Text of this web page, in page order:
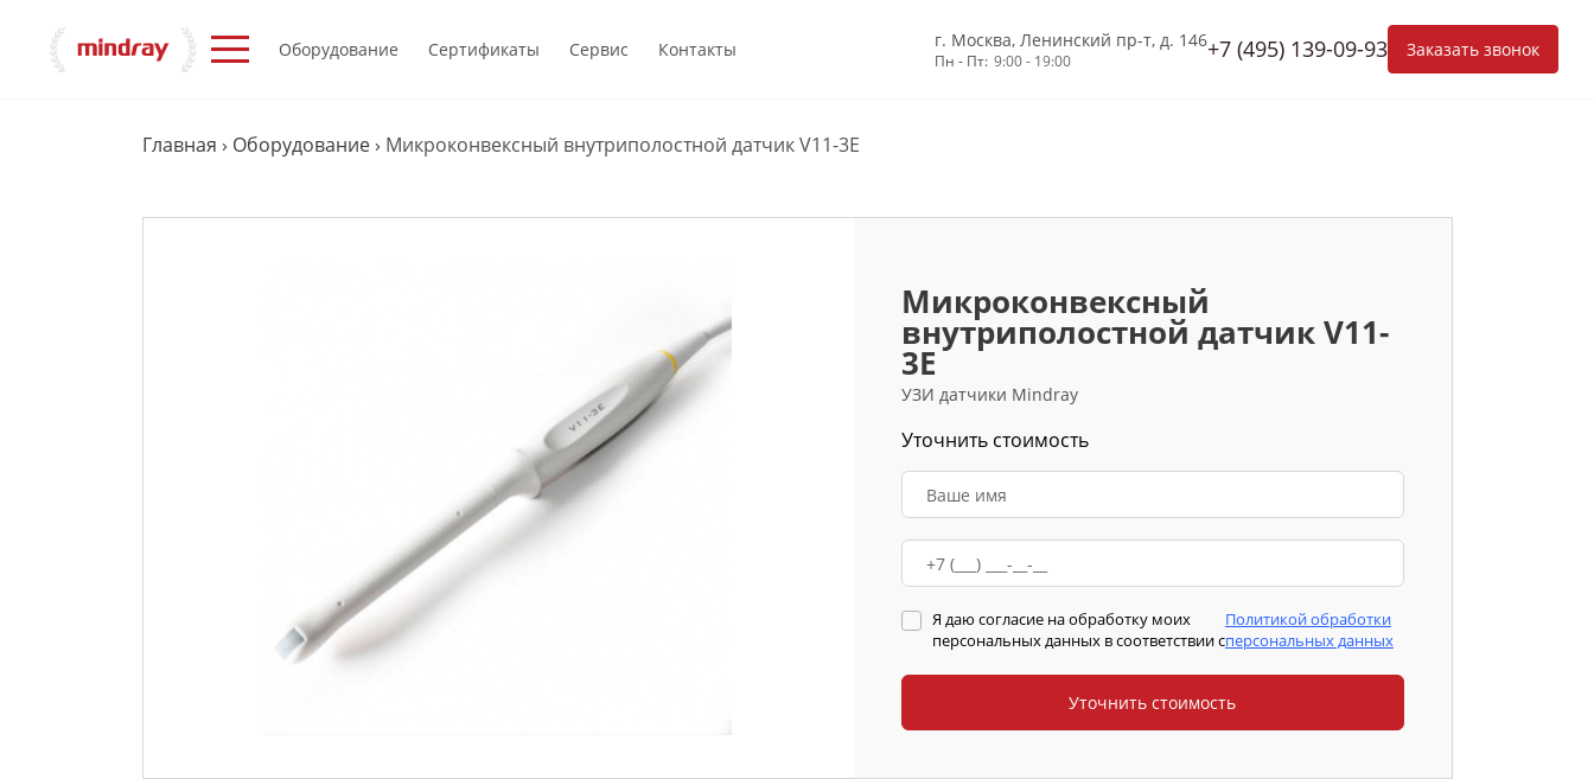
Оборудование Сертификаты Сервис Контакты г. Москва, Ленинский пр-т, д. 146
Пн - Пт: 9:00 - 19:00 +7 (495) 139-09-93 Заказать звонок
Главная › Оборудование › Микроконвексный внутриполостной датчик V11-3E
Микроконвексный
внутриполостной датчик V11-
3E
УЗИ датчики Mindray
Уточнить стоимость
Я даю согласие на обработку моих
персональных данных в соответствии с
Политикой обработки
персональных данных